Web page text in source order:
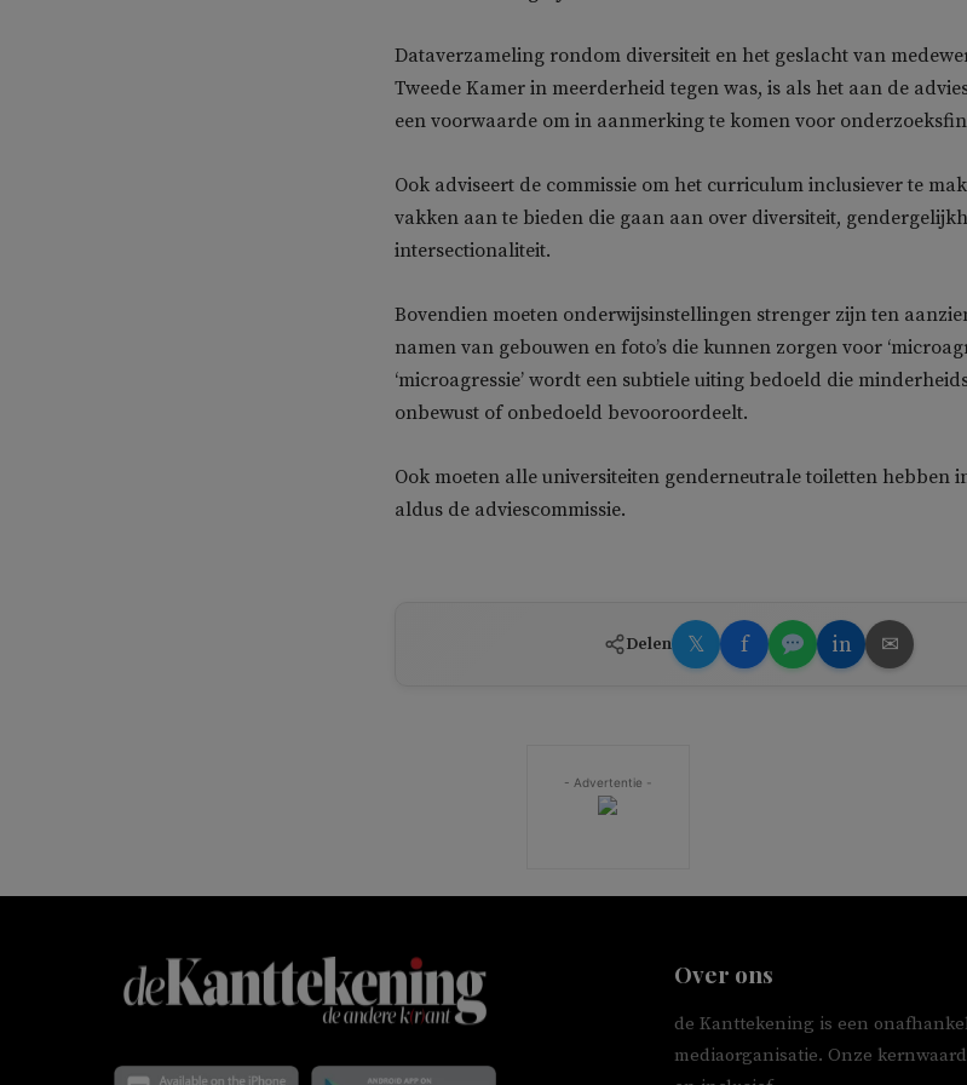
Dataverzameling rondom diversiteit en het geslacht van
Tweede Kamer in meerderheid tegen was, is als het aan de
een voorwaarde om in aanmerking te komen voor
Ook adviseert de commissie om het curriculum inclusiever te
vakken aan te bieden die gaan aan over diversiteit,
intersectionaliteit.
Bovendien moeten onderwijsinstellingen strenger zijn ten
namen van gebouwen en foto’s die kunnen zorgen voor
‘microagressie’ wordt een subtiele uiting bedoeld die
onbewust of onbedoeld bevooroordeelt.
Ook moeten alle universiteiten genderneutrale toiletten hebben
aldus de adviescommissie.
Delen 𝕏 f in ✉
- Advertentie -
Over ons
de Kanttekening is een
mediaorganisatie. Onze